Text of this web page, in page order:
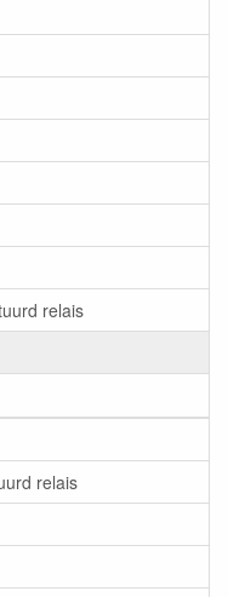
relais
relais